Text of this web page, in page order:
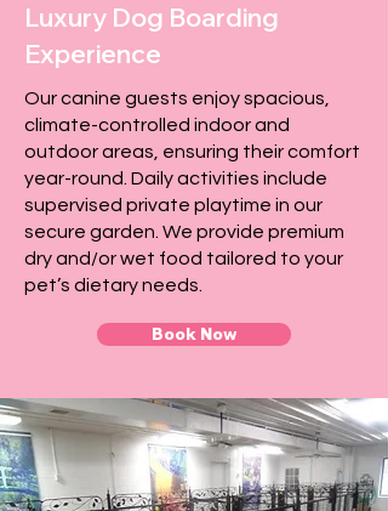
Services
Luxury Dog Boarding
Experience
Our canine guests enjoy spacious,
climate-controlled indoor and
outdoor areas, ensuring their comfort
year-round. Daily activities include
supervised private playtime in our
secure garden. We provide premium
dry and/or wet food tailored to your
pet’s dietary needs.
Book Now